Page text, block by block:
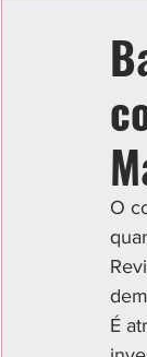
Categoria
O
É